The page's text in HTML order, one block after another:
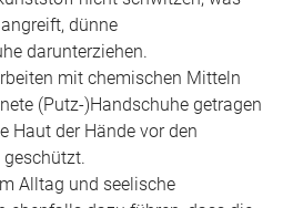
dünne
darunterziehen.
mit chemischen Mitteln
(Putz-)Handschuhe getragen
Haut der Hände vor den
Alltag und seelische